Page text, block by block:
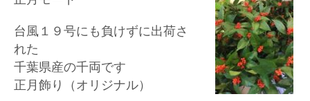
台風１９号にも負けずに出荷さ
れた
千葉県産の千両です
正月飾り（オリジナル）